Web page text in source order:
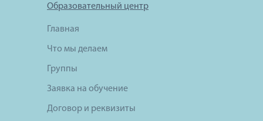
Образовательный центр
Главная
Что мы делаем
Группы
Заявка на обучение
Договор и реквизиты